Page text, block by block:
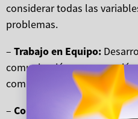
considerar todas las
problemas.
– Trabajo en Equipo:
comunicación y
compañeros.
– Concentración y Atención